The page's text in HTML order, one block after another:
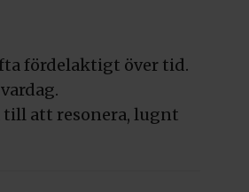
fördelaktigt över tid.
till att resonera, lugnt